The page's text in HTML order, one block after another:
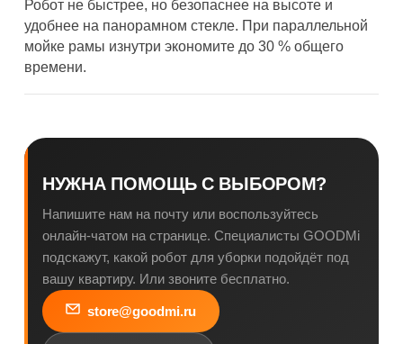
Робот не быстрее, но безопаснее на высоте и
удобнее на панорамном стекле. При параллельной
мойке рамы изнутри экономите до 30 % общего
времени.
НУЖНА ПОМОЩЬ С ВЫБОРОМ?
Напишите нам на почту или воспользуйтесь
онлайн-чатом на странице. Специалисты GOODMi
подскажут, какой робот для уборки подойдёт под
вашу квартиру. Или звоните бесплатно.
store@goodmi.ru